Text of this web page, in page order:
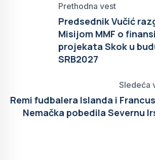
Prethodna vest
Predsednik Vučić
Misijom MMF o
projekata Skok u
SRB2027
Sledeća
Remi fudbalera Islanda i
Nemačka pobedila Severnu